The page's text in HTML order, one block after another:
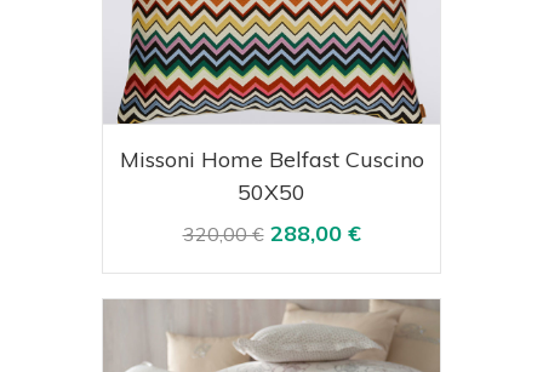
Acquista Visualizza
Missoni Home Belfast Cuscino
50X50
320,00 € 288,00 €